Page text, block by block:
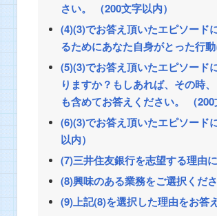
さい。 （200文字以内）
(4)(3)でお答え頂いたエピソード
るためにあなた自身がとった行
(5)(3)でお答え頂いたエピソード
りますか？もしあれば、その時
も含めてお答えください。 （200
(6)(3)でお答え頂いたエピソード
以内）
(7)三井住友銀行を志望する理由
(8)興味のある業務をご選択くださ
(9)上記(8)を選択した理由をお答